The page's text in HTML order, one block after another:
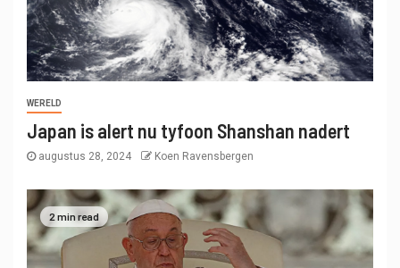
WERELD
Japan is alert nu tyfoon Shanshan nadert
augustus 28, 2024 Koen Ravensbergen
2 min read